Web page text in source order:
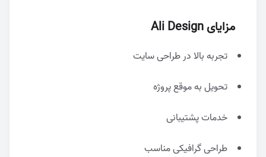
مزایای Ali Design
تجربه بالا در طراحی سایت
تحویل به موقع پروژه
خدمات پشتیبانی
طراحی گرافیکی مناسب